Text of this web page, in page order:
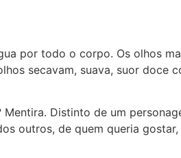
por todo o corpo. Os olhos
secavam, suava, suor doce
Distinto de um
outros, de quem queria